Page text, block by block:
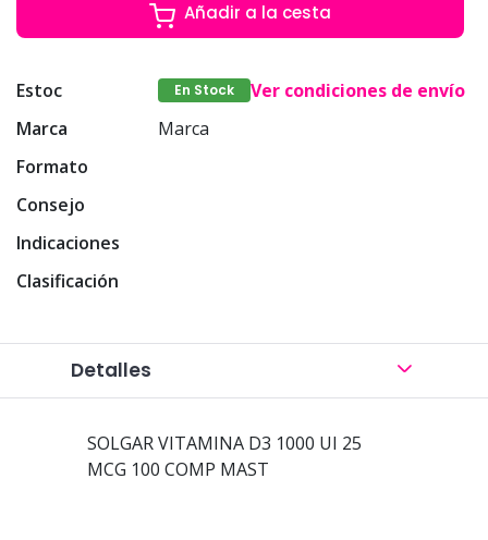
Añadir a la cesta
Estoc En Stock
Ver condiciones de envío
Marca
Marca
Formato
Consejo
Indicaciones
Clasificación
Detalles
SOLGAR VITAMINA D3 1000 UI 25
MCG 100 COMP MAST